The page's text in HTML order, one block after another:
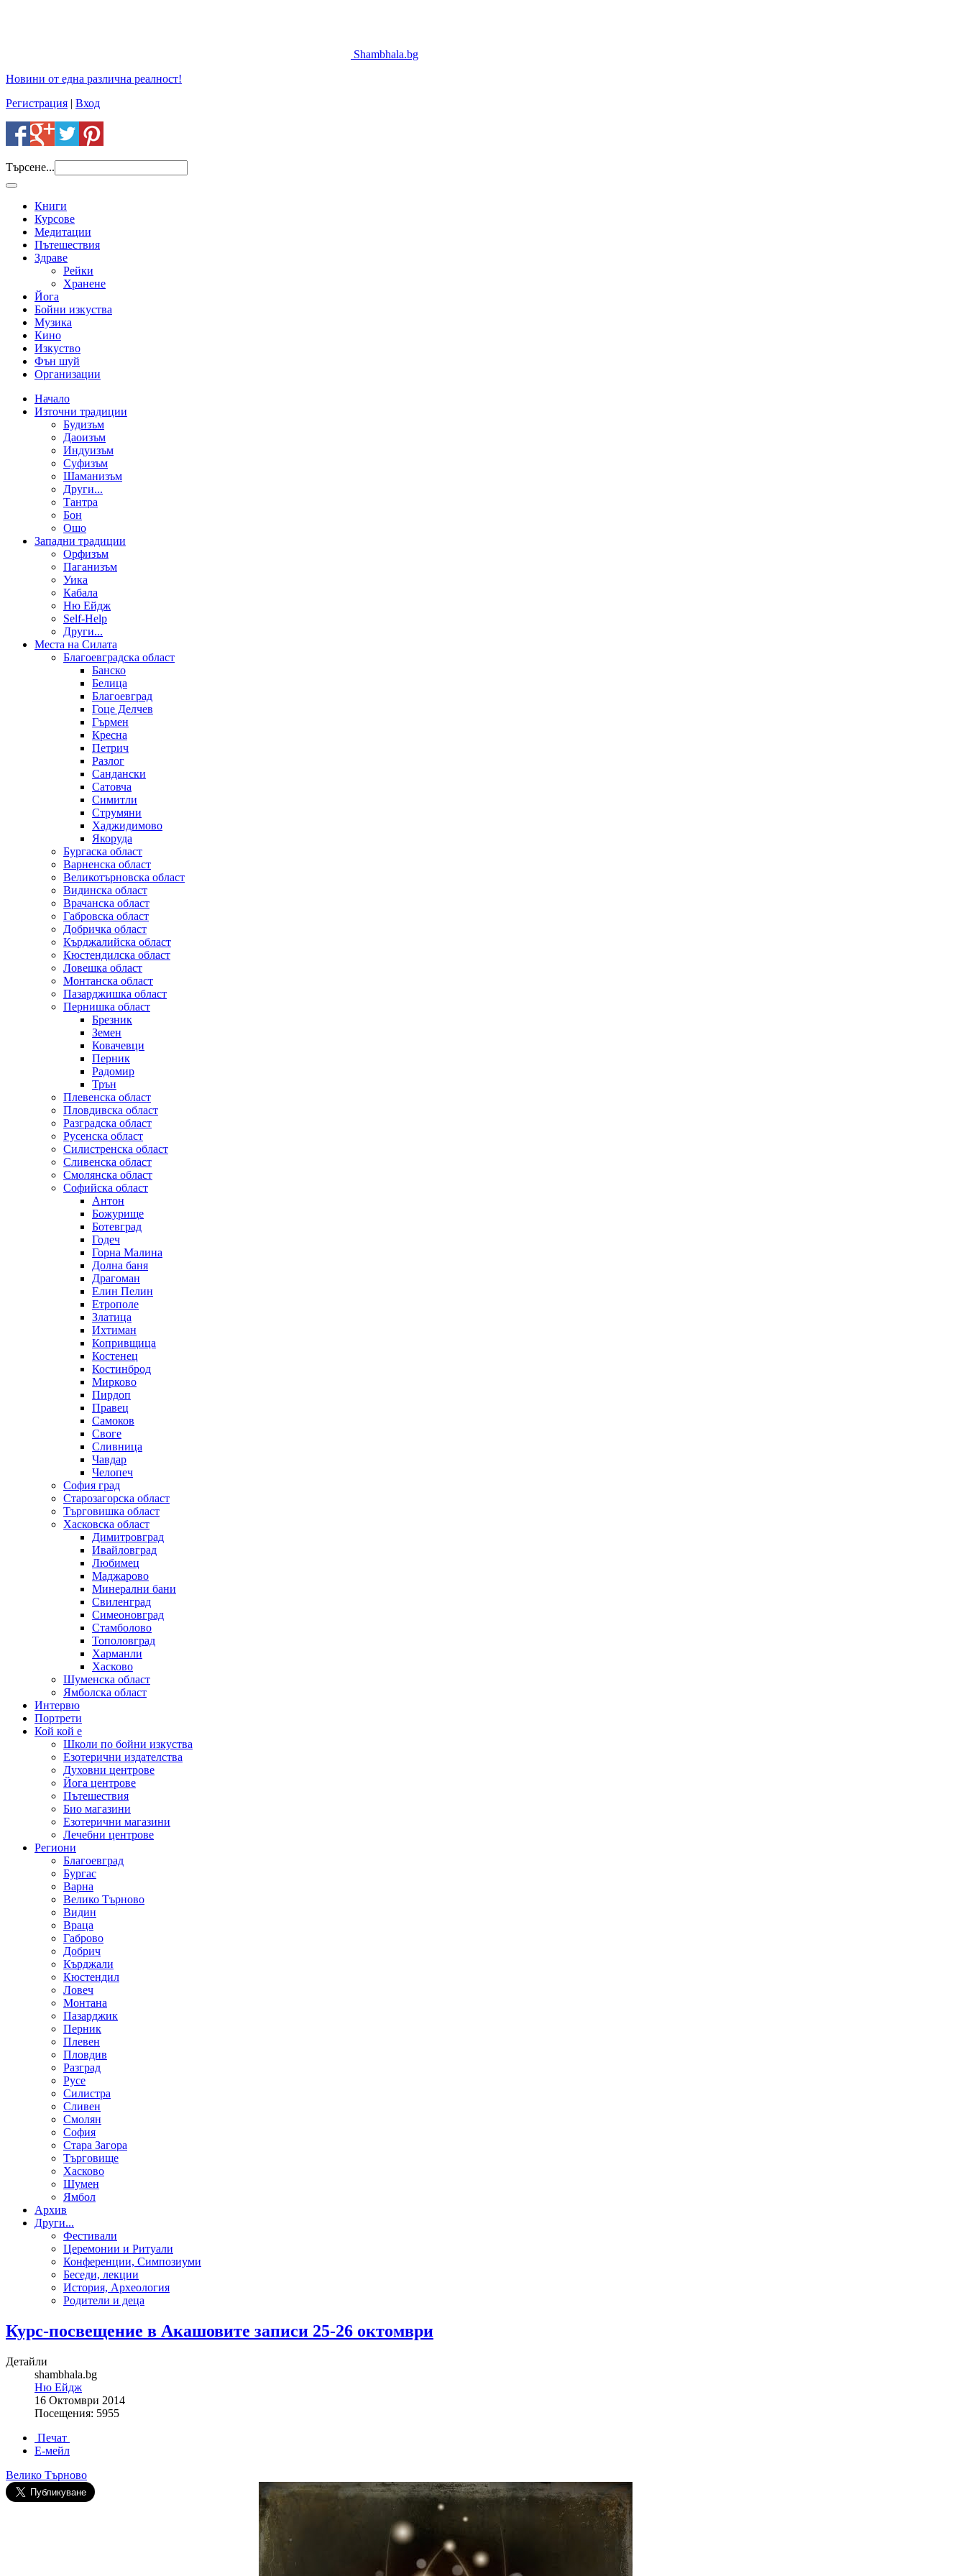
Shambhala.bg
Новини от една различна реалност!
Регистрация | Вход
Търсене...
Книги
Курсове
Медитации
Пътешествия
Здраве
Рейки
Хранене
Йога
Бойни изкуства
Музика
Кино
Изкуство
Фън шуй
Организации
Начало
Източни традиции
Будизъм
Даоизъм
Индуизъм
Суфизъм
Шаманизъм
Други...
Тантра
Бон
Ошо
Западни традиции
Орфизъм
Паганизъм
Уика
Кабала
Ню Ейдж
Self-Help
Други...
Места на Силата
Благоевградска област
Банско
Белица
Благоевград
Гоце Делчев
Гърмен
Кресна
Петрич
Разлог
Сандански
Сатовча
Симитли
Струмяни
Хаджидимово
Якоруда
Бургаска област
Варненска област
Великотърновска област
Видинска област
Врачанска област
Габровска област
Добричка област
Кърджалийска област
Кюстендилска област
Ловешка област
Монтанска област
Пазарджишка област
Пернишка област
Брезник
Земен
Ковачевци
Перник
Радомир
Трън
Плевенска област
Пловдивска област
Разградска област
Русенска област
Силистренска област
Сливенска област
Смолянска област
Софийска област
Антон
Божурище
Ботевград
Годеч
Горна Малина
Долна баня
Драгоман
Елин Пелин
Етрополе
Златица
Ихтиман
Копривщица
Костенец
Костинброд
Мирково
Пирдоп
Правец
Самоков
Своге
Сливница
Чавдар
Челопеч
София град
Старозагорска област
Търговишка област
Хасковска област
Димитровград
Ивайловград
Любимец
Маджарово
Минерални бани
Свиленград
Симеоновград
Стамболово
Тополовград
Харманли
Хасково
Шуменска област
Ямболска област
Интервю
Портрети
Кой кой е
Школи по бойни изкуства
Езотерични издателства
Духовни центрове
Йога центрове
Пътешествия
Био магазини
Езотерични магазини
Лечебни центрове
Региони
Благоевград
Бургас
Варна
Велико Търново
Видин
Враца
Габрово
Добрич
Кърджали
Кюстендил
Ловеч
Монтана
Пазарджик
Перник
Плевен
Пловдив
Разград
Русе
Силистра
Сливен
Смолян
София
Стара Загора
Търговище
Хасково
Шумен
Ямбол
Aрхив
Други...
Фестивали
Церемонии и Ритуали
Конференции, Симпозиуми
Беседи, лекции
История, Археология
Родители и деца
Курс-посвещение в Акашовите записи 25-26 октомври
Детайли
shambhala.bg
Ню Ейдж
16 Октомври 2014
Посещения: 5955
Печат
Е-мейл
Велико Търново